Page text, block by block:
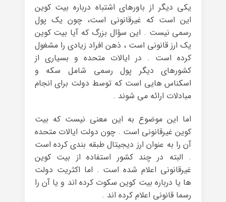
یکی دیگر از باورهای اشتباه درباره بیت کوین
این است که غیرقانونی است، چون یک پول
رسمی نیست . این سؤال بزرگ که آیا بیت کوین
یک ارز قانونی است ، ذهن افراد زیادی را مشغول
کرده است . در ایالات متحده و بسیاری از
کشورهای دیگر پول رسمی شامل سکه و
اسکناس هایی است که توسط دولت برای انجام
مبادلات ارائه می شوند .
اما این موضوع به این معنی نیست که بیت
کوین غیرقانونی است . چون دولت ایالات متحده
آن را به عنوان ارز دیجیتال طبقه بندی کرده است
. البته در چند کشور استفاده از بیت کوین
غیرقانونی اعلام شده است . اما اکثریت دولت
ها یا درباره بیت کوین سکوت کرده اند و یا آن را
رسما قانونی اعلام کرده اند .